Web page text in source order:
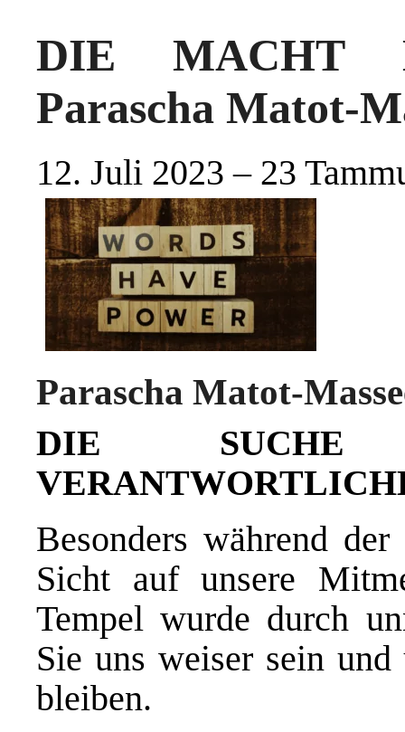
DIE MACHT
Parascha Matot-
12. Juli 2023 – 23
Parascha Matot-
DIE SUCHE
Besonders während
Sicht auf unsere
Tempel wurde durch
Sie uns weiser sein
bleiben.